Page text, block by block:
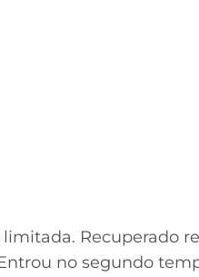
Recuperado
no segundo